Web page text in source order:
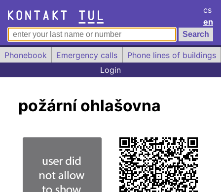
cs
en
Phonebook Emergency calls
Phone lines of buildings
Login
požární ohlašovna